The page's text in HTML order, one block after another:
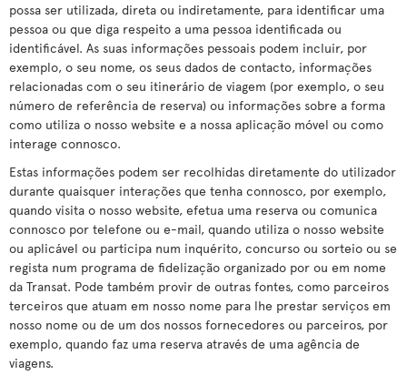
possa ser utilizada, direta ou indiretamente, para identificar uma
pessoa ou que diga respeito a uma pessoa identificada ou
identificável. As suas informações pessoais podem incluir, por
exemplo, o seu nome, os seus dados de contacto, informações
relacionadas com o seu itinerário de viagem (por exemplo, o seu
número de referência de reserva) ou informações sobre a forma
como utiliza o nosso website e a nossa aplicação móvel ou como
interage connosco.
Estas informações podem ser recolhidas diretamente do utilizador
durante quaisquer interações que tenha connosco, por exemplo,
quando visita o nosso website, efetua uma reserva ou comunica
connosco por telefone ou e-mail, quando utiliza o nosso website
ou aplicável ou participa num inquérito, concurso ou sorteio ou se
regista num programa de fidelização organizado por ou em nome
da Transat. Pode também provir de outras fontes, como parceiros
terceiros que atuam em nosso nome para lhe prestar serviços em
nosso nome ou de um dos nossos fornecedores ou parceiros, por
exemplo, quando faz uma reserva através de uma agência de
viagens.